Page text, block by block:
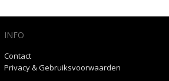
INFO
Contact
Privacy & Gebruiksvoorwaarden